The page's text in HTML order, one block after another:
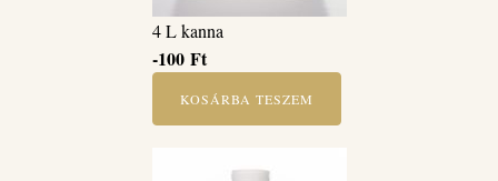
4 L kanna
-100 Ft
KOSÁRBA TESZEM